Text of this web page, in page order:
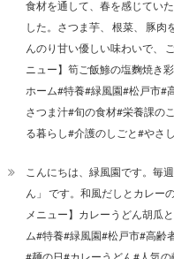
食材を通して、春を感じてい
した。さつま芋、 根菜、 豚
んのり甘い優しい味わいで、
ニュー】筍ご飯鯵の塩麴焼き
ホーム#特養#緑風園#松戸市#
さつま汁#旬の食材#栄養課の
る暮らし#介護のしごと#やさ
こんにちは、緑風園です。毎
ん」 です。和風だしとカレー
メニュー】カレーうどん胡瓜
ム#特養#緑風園#松戸市#高齢